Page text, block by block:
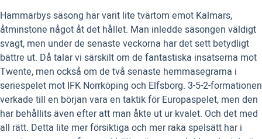
Hammarbys säsong har varit lite tvärtom emot Kalmars,
åtminstone något åt det hållet. Man inledde säsongen väldigt
svagt, men under de senaste veckorna har det sett betydligt
bättre ut. Då talar vi särskilt om de fantastiska insatserna mot
Twente, men också om de två senaste hemmasegrarna i
seriespelet mot IFK Norrköping och Elfsborg. 3-5-2-formationen
verkade till en början vara en taktik för Europaspelet, men den
har behållits även efter att man åkte ut ur kvalet. Och det med
all rätt. Detta lite mer försiktiga och mer raka spelsätt har i